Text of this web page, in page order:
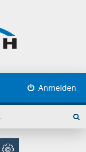
Anmelden
Erweiterte Suche